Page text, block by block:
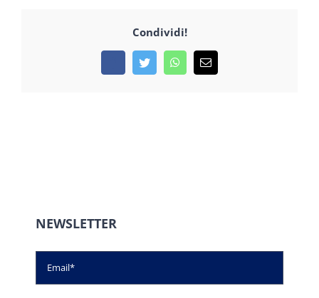
Condividi!
FacebookTwitterWhatsApp
Email
NEWSLETTER